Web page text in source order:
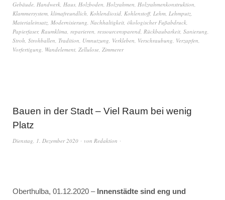
Gebäude, Handwerk, Haus, Holzboden, Holzrahmen, Holzrahmenkonstruktion,
Klammersystem, klimafreundlich, Kohlendioxid, Kohlenstoff, Lehm, Lehmputz,
Materialeinsatz, Modernisierung, Nachhaltigkeit, ökologischer Fußabdruck,
Papierfaser, Raumklima, reparieren, ressourcensparend, Rückbaubarkeit, Sanierung,
Stroh, Strohballen, Tradition, Umnutzung, Verkleben, Verschraubung, Verzapfen,
Vorfertigung, Wandelement, Zellulose, Zimmerer
Bauen in der Stadt – Viel Raum bei wenig
Platz
Dienstag, 1. Dezember 2020 von Redaktion
Oberthulba, 01.12.2020 –Innenstädte sind eng und